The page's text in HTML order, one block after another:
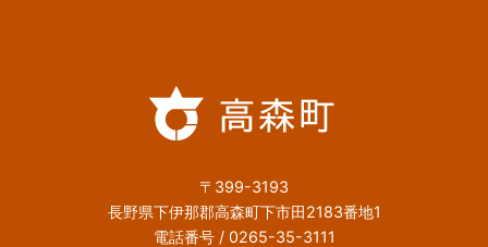
〒399-3193
長野県下伊那郡高森町下市田2183番地1
電話番号 / 0265-35-3111